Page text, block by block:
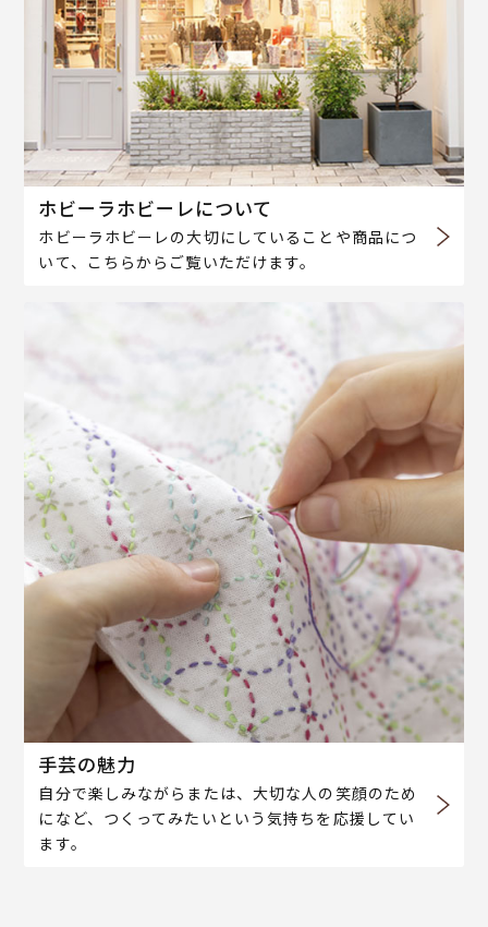
ホビーラホビーレについて
ホビーラホビーレの大切にしていることや商品につ
いて、こちらからご覧いただけます。
手芸の魅力
自分で楽しみながらまたは、大切な人の笑顔のため
になど、つくってみたいという気持ちを応援してい
ます。